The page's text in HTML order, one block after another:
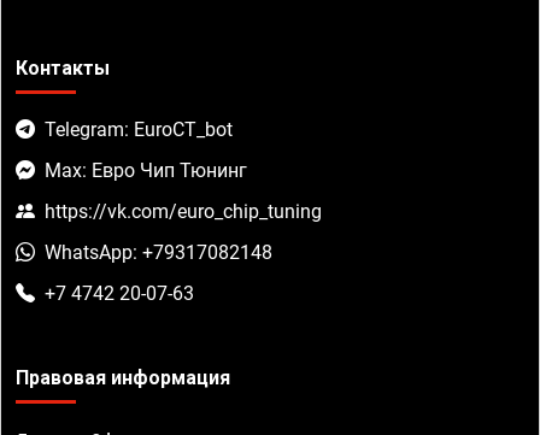
Контакты
Telegram: EuroCT_bot
Max: Евро Чип Тюнинг
https://vk.com/euro_chip_tuning
WhatsApp: +79317082148
+7 4742 20-07-63
Правовая информация